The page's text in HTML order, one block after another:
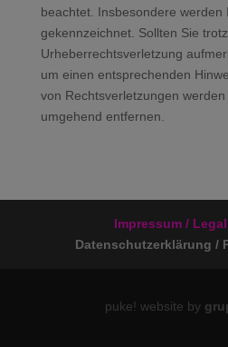
beachtet. Insbesondere werden
gekennzeichnet. Sollten Sie
Urheberrechtsverletzung
um einen entsprechenden
von Rechtsverletzungen
umgehend entfernen.
Impressum /
Datenschutzerklärung /
puke! website by